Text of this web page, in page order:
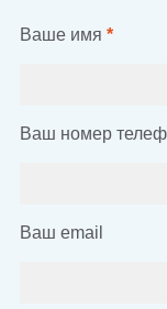
Ваше имя *
Ваш номер
Ваш email